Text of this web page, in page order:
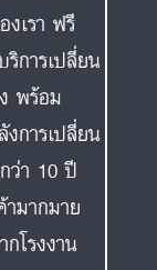
เรา ฟรี
การเปลี่ยน
พร้อม
การเปลี่ยน
ว่า 10 ปี
มากมาย
โรงงาน